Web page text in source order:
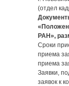
(отдел
РАН»,
Сроки
приема
приема
Заявки,
заявок к